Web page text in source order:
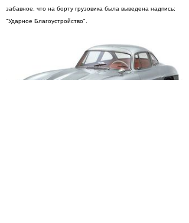
забавное, что на борту грузовика была выведена надпись:
"Ударное Благоустройство".